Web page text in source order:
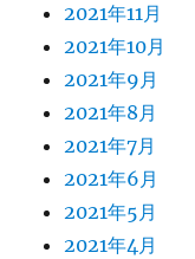
2021年11月
2021年10月
2021年9月
2021年8月
2021年7月
2021年6月
2021年5月
2021年4月